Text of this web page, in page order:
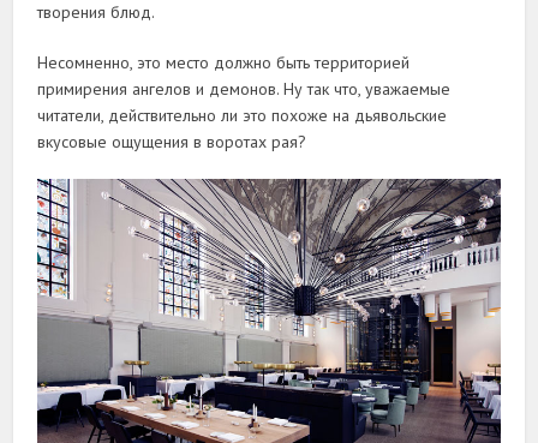
творения блюд.
Несомненно, это место должно быть территорией
примирения ангелов и демонов. Ну так что, уважаемые
читатели, действительно ли это похоже на дьявольские
вкусовые ощущения в воротах рая?